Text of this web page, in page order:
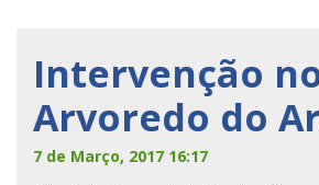
Intervenção
Arvoredo do
7 de Março, 2017 16:17